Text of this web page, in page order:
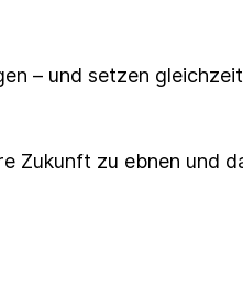
– und setzen
Zukunft zu ebnen und